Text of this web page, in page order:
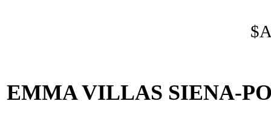
EMMA VILLAS SIENA-